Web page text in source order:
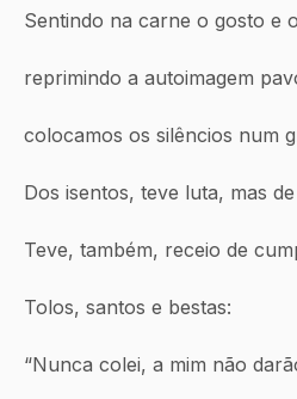
Sentindo na carne o gosto e
reprimindo a autoimagem
colocamos os silêncios num
Dos isentos, teve luta, mas
Teve, também, receio de
Tolos, santos e bestas:
“Nunca colei, a mim não